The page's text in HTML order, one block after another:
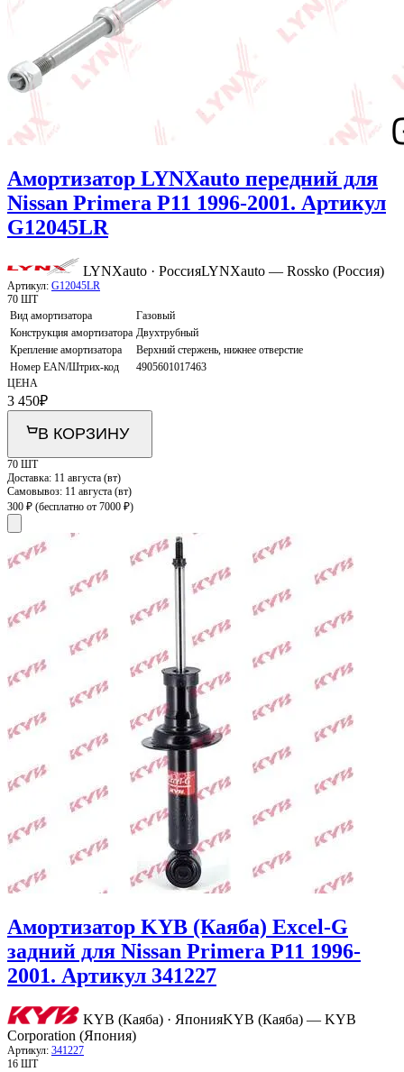
Амортизатор LYNXauto передний для
Nissan Primera P11 1996-2001. Артикул
G12045LR
LYNXauto · РоссияLYNXauto — Rossko (Россия)
Артикул: G12045LR
70 ШТ
Вид амортизатора
Газовый
Конструкция амортизатора Двухтрубный
Крепление амортизатора
Верхний стержень, нижнее отверстие
Номер EAN/Штрих-код
4905601017463
ЦЕНА
3 450₽
В КОРЗИНУ
70 ШТ
Доставка: 11 августа (вт)
Самовывоз: 11 августа (вт)
300 ₽ (бесплатно от 7000 ₽)
Амортизатор KYB (Каяба) Excel-G
задний для Nissan Primera P11 1996-
2001. Артикул 341227
KYB (Каяба) · ЯпонияKYB (Каяба) — KYB
Corporation (Япония)
Артикул: 341227
16 ШТ